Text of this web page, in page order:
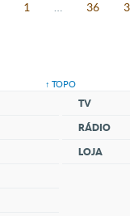
1 36
↑ TOPO
TV
RÁDIO
LOJA